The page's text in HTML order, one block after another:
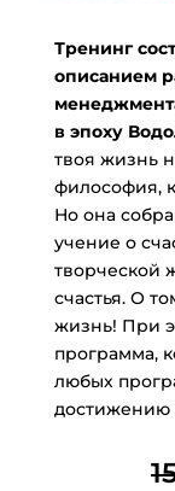
Тренинг
описанием
в эпоху
твоя жизнь
философия,
Но она
учение о
творческой
счастья. О
жизнь! При
программа,
любых
достижению